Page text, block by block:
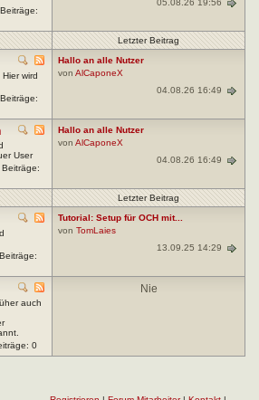
Letzter Beitrag
wird
Hallo an alle Nutzer
von AlCaponeX
04.08.26 16:49
User
Hallo an alle Nutzer
von AlCaponeX
04.08.26 16:49
Letzter Beitrag
Tutorial: Setup für OCH mit...
von TomLaies
13.09.25 14:29
auch
0
Nie